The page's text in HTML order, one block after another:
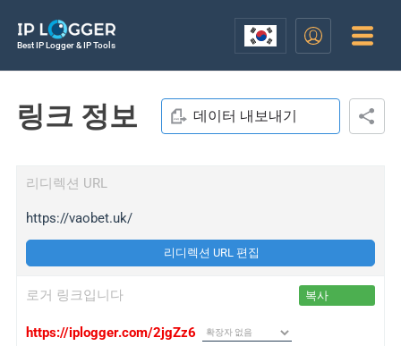
Best IP Logger & IP Tools
링크 정보 데이터 내보내기
리디렉션 URL
https://vaobet.uk/
리디렉션 URL 편집
로거 링크입니다 복사
https://iplogger.com/2jgZz6